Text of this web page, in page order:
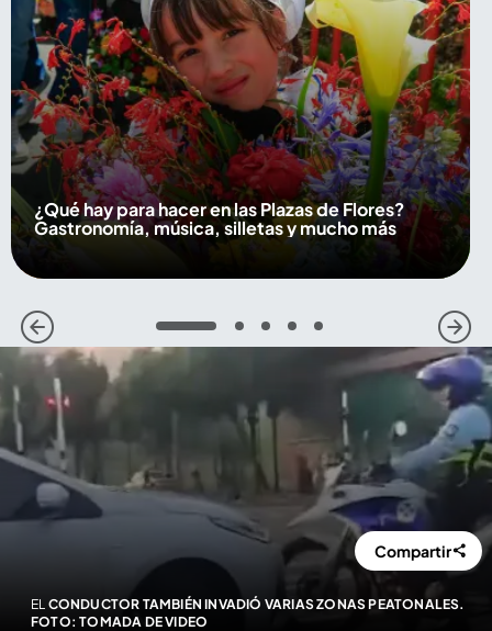
¿Qué hay para hacer en las Plazas de Flores?
Gastronomía, música, silletas y mucho más
1 2 3 4 5
EL CONDUCTOR TAMBIÉN INVADIÓ VARIAS ZONAS PEATONALES.
FOTO: TOMADA DE VIDEO
Compartir